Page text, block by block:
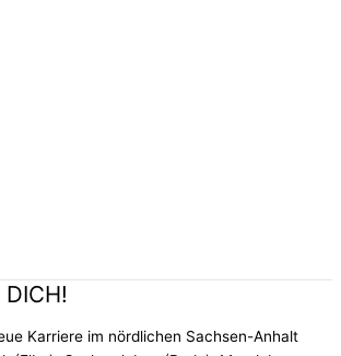
DICH!
Karriere im nördlichen Sachsen-Anhalt